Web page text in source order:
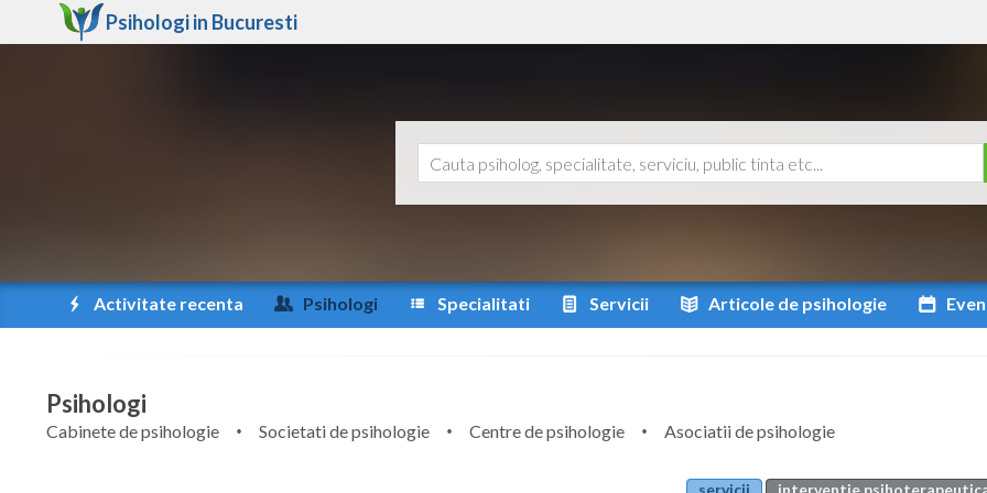
Psihologi in Bucuresti
Activitate recenta Psihologi Specialitati Servicii Articole de psihologie
Psihologi
Cabinete de psihologie Societati de psihologie Centre de psihologie
Asociatii de psihologie
servicii interventie